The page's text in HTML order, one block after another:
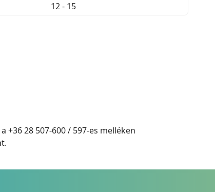
12 - 15
28 507-600 / 597-es melléken